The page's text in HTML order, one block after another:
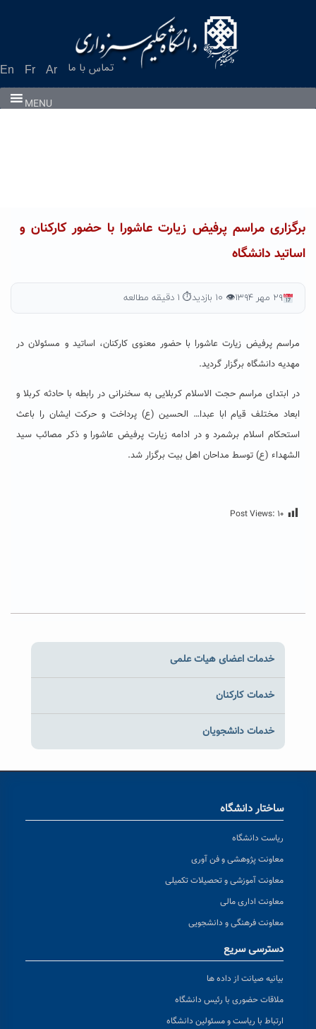
En Fr Ar تماس با ما
MENU
برگزاری مراسم پرفیض زیارت عاشورا با حضور کارکنان و
اساتید دانشگاه
۲۹ مهر ۱۳۹۴ 👁 ۱۰ بازدید ⏱ ۱ دقیقه مطالعه
مراسم پرفیض زیارت عاشورا با حضور معنوی کارکنان، اساتید و مسئولان در
مهدیه دانشگاه برگزار گردید.
در ابتدای مراسم حجت الاسلام کربلایی به سخنرانی در رابطه با حادثه کربلا و
ابعاد مختلف قیام ابا عبدا… الحسین (ع) پرداخت و حرکت ایشان را باعث
استحکام اسلام برشمرد و در ادامه زیارت پرفیض عاشورا و ذکر مصائب سید
الشهداء (ع) توسط مداحان اهل بیت برگزار شد.
Post Views: ۱۰
خدمات اعضای هیات علمی
خدمات کارکنان
خدمات دانشجویان
ساختار دانشگاه
ریاست دانشگاه
معاونت پژوهشی و فن آوری
معاونت آموزشی و تحصیلات تکمیلی
معاونت اداری مالی
معاونت فرهنگی و دانشجویی
دسترسی سریع
بیانیه صیانت از داده ها
ملاقات حضوری با رئیس دانشگاه
ارتباط با ریاست و مسئولین دانشگاه